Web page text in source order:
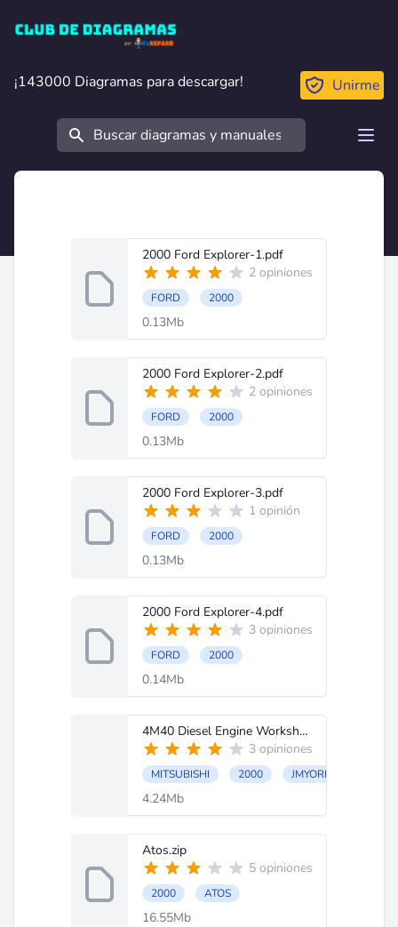
Club de Diagramas
¡143000 Diagramas para descargar!
¡143000 Diagramas para descargar! Unirme
Buscar
2000 Ford Explorer-1.pdf
2 opiniones
FORD 2000
0.13Mb
2000 Ford Explorer-2.pdf
2 opiniones
FORD 2000
0.13Mb
2000 Ford Explorer-3.pdf
1 opinión
FORD 2000
0.13Mb
2000 Ford Explorer-4.pdf
3 opiniones
FORD 2000
0.14Mb
4M40 Diesel Engine Workshop Manual PWEE9409 11A.pdf
3 opiniones
MITSUBISHI 2000
4.24Mb
Atos.zip
5 opiniones
2000 ATOS
16.55Mb